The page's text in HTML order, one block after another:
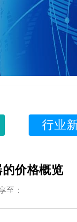
行业
价格概览
至：